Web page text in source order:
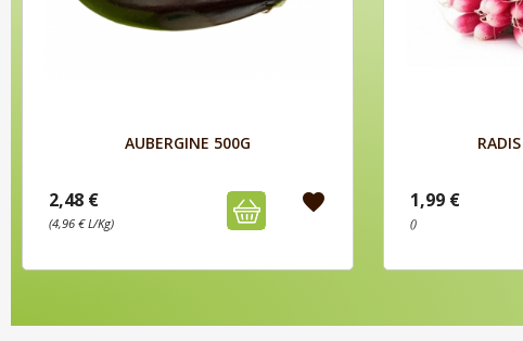
Aperçu
AUBERGINE 500G
2,48 €
(4,96 € L/Kg)
favorite 1,99 €
()